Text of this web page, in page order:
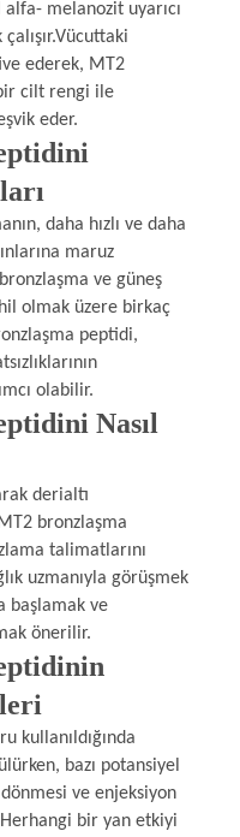
melanozit uyarıcı
ederek, MT2
cilt rengi ile
eder.
daha hızlı ve daha
maruz
ve güneş
olmak üzere birkaç
peptidi,
olabilir.
Nasıl
derialtı
bronzlaşma
talimatlarını
uzmanıyla görüşmek
başlamak ve
önerilir.
kullanıldığında
bazı potansiyel
ve enjeksiyon
bir yan etkiyi